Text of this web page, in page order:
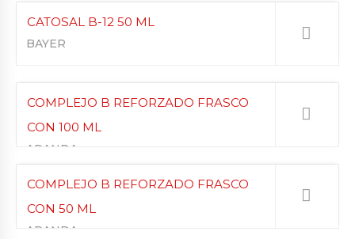
CATOSAL B-12 50 ML
BAYER
COMPLEJO B REFORZADO FRASCO
CON 100 ML
ARANDA
COMPLEJO B REFORZADO FRASCO
CON 50 ML
ARANDA